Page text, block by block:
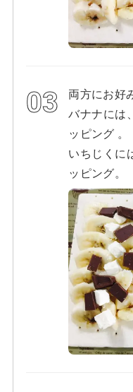
両方にお好
バナナには
ッピング 。
いちじくに
ッピング。